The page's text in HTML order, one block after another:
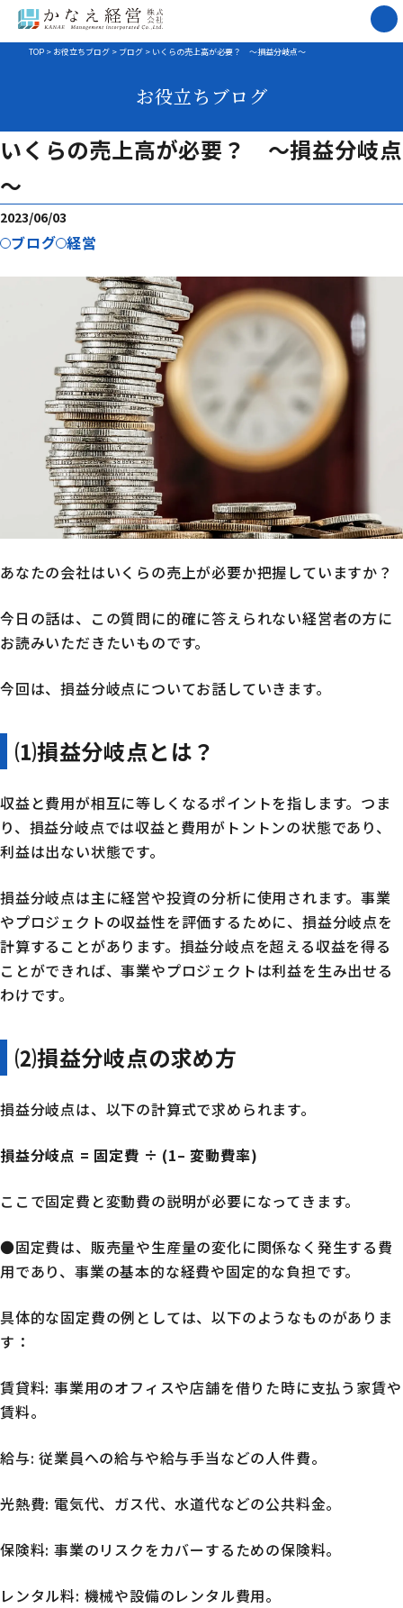
TOP > お役立ちブログ > ブログ > いくらの売上高が必要？ ～損益分岐点～
お役立ちブログ
いくらの売上高が必要？ ～損益分岐点
～
2023/06/03
ブログ 経営
あなたの会社はいくらの売上が必要か把握していますか？
今日の話は、この質問に的確に答えられない経営者の方に
お読みいただきたいものです。
今回は、損益分岐点についてお話していきます。
⑴損益分岐点とは？
収益と費用が相互に等しくなるポイントを指します。つま
り、損益分岐点では収益と費用がトントンの状態であり、
利益は出ない状態です。
損益分岐点は主に経営や投資の分析に使用されます。事業
やプロジェクトの収益性を評価するために、損益分岐点を
計算することがあります。損益分岐点を超える収益を得る
ことができれば、事業やプロジェクトは利益を生み出せる
わけです。
⑵損益分岐点の求め方
損益分岐点は、以下の計算式で求められます。
損益分岐点 = 固定費 ÷ (1– 変動費率)
ここで固定費と変動費の説明が必要になってきます。
●固定費は、販売量や生産量の変化に関係なく発生する費
用であり、事業の基本的な経費や固定的な負担です。
具体的な固定費の例としては、以下のようなものがありま
す：
賃貸料: 事業用のオフィスや店舗を借りた時に支払う家賃や
賃料。
給与: 従業員への給与や給与手当などの人件費。
光熱費: 電気代、ガス代、水道代などの公共料金。
保険料: 事業のリスクをカバーするための保険料。
レンタル料: 機械や設備のレンタル費用。